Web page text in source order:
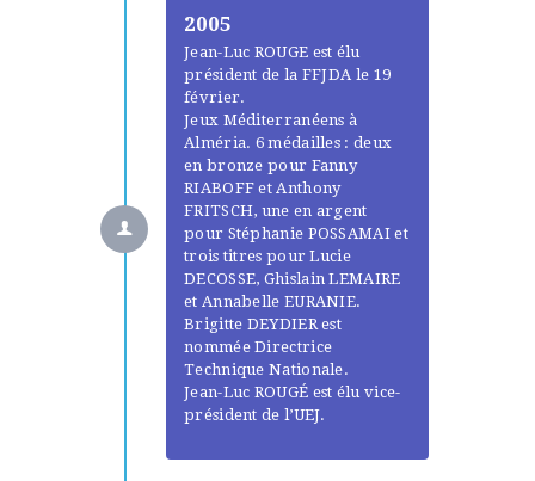
2005
Jean-Luc ROUGE est élu
président de la FFJDA le 19
février.
Jeux Méditerranéens à
Alméria. 6 médailles : deux
en bronze pour Fanny
RIABOFF et Anthony
FRITSCH, une en argent
pour Stéphanie POSSAMAI et
trois titres pour Lucie
DECOSSE, Ghislain LEMAIRE
et Annabelle EURANIE.
Brigitte DEYDIER est
nommée Directrice
Technique Nationale.
Jean-Luc ROUGÉ est élu vice-
président de l’UEJ.